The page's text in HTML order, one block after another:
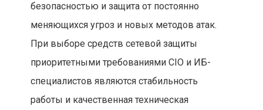
безопасностью и защита от постоянно
меняющихся угроз и новых методов атак.
При выборе средств сетевой защиты
приоритетными требованиями CIO и ИБ-
специалистов являются стабильность
работы и качественная техническая